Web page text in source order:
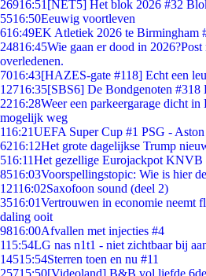
26916:51 [NET5] Het blok 2026 #32
5516:50Eeuwig voortleven
616:49EK Atletiek 2026 te Birmingham
24816:45Wie gaan er dood in
overledenen.
7016:43[HAZES-gate #118] Echt een
12716:35[SBS6] De Bondgenoten #318
2216:28Weer een parkeergarage dicht
mogelijk weg
116:21UEFA Super Cup #1 PSG -
6216:12Het grote dagelijkse Trump
516:11Het gezellige Eurojackpot KNVB
8516:03Voorspellingstopic: Wie is hier
12116:02Saxofoon sound (deel 2)
3516:01Vertrouwen in economie neemt
daling ooit
9816:00Afvallen met injecties #4
115:54LG nas n1t1 - niet zichtbaar bij
14515:54Sterren toen en nu #11
25715:50[Videoland] B&B vol liefde